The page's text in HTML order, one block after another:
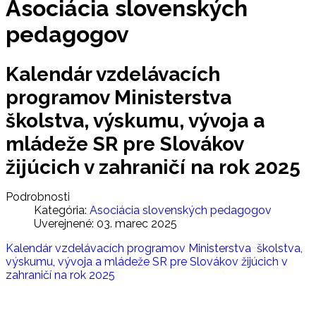
Asociácia slovenských
pedagogov
Kalendár vzdelávacích
programov Ministerstva
školstva, výskumu, vývoja a
mládeže SR pre Slovákov
žijúcich v zahraničí na rok 2025
Podrobnosti
Kategória: Asociácia slovenských pedagogov
Uverejnené: 03. marec 2025
Kalendár vzdelávacích programov Ministerstva školstva,
výskumu, vývoja a mládeže SR pre Slovákov žijúcich v
zahraničí na rok 2025